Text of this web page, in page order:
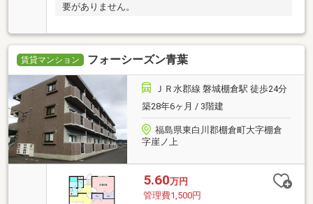
要がありません。
賃貸マンション フォーシーズン青葉
ＪＲ水郡線 磐城棚倉駅 徒歩24分
築28年6ヶ月 / 3階建
福島県東白川郡棚倉町大字棚倉
字崖ノ上
5.60万円
管理費1,500円